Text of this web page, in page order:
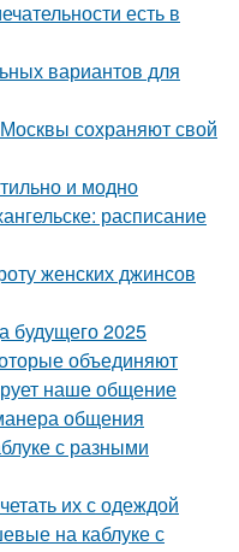
есть в
вариантов для
сохраняют свой
и модно
расписание
женских джинсов
будущего 2025
объединяют
наше общение
общения
с разными
их с одеждой
на каблуке с